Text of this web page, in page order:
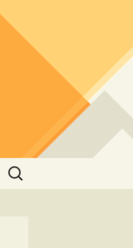
Suchen
nach: